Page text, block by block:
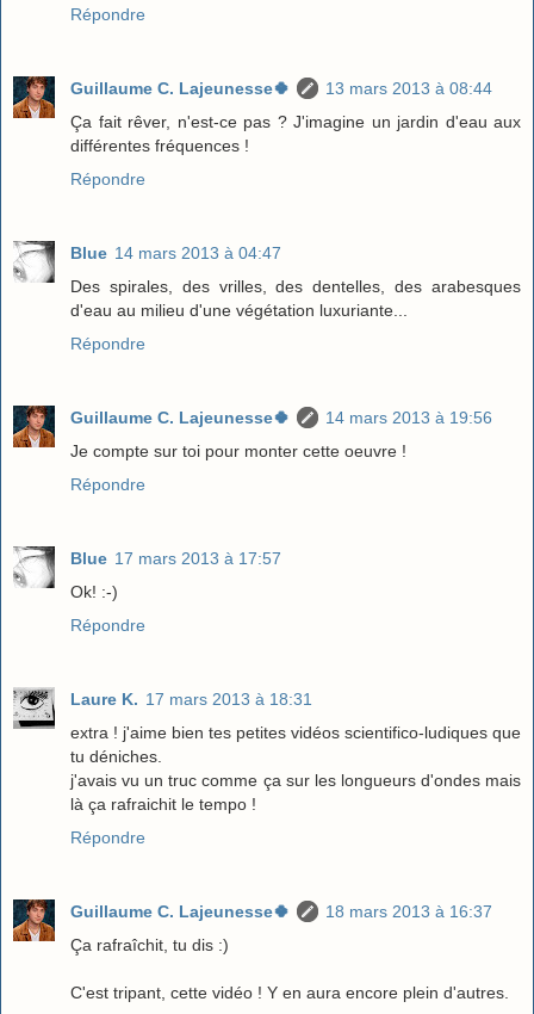
Répondre
Guillaume C. Lajeunesse🍀
13 mars 2013 à 08:44
Ça fait rêver, n'est-ce pas ? J'imagine un jardin d'eau aux
différentes fréquences !
Répondre
Blue 14 mars 2013 à 04:47
Des spirales, des vrilles, des dentelles, des arabesques
d'eau au milieu d'une végétation luxuriante...
Répondre
Guillaume C. Lajeunesse🍀
14 mars 2013 à 19:56
Je compte sur toi pour monter cette oeuvre !
Répondre
Blue 17 mars 2013 à 17:57
Ok! :-)
Répondre
Laure K. 17 mars 2013 à 18:31
extra ! j'aime bien tes petites vidéos scientifico-ludiques que
tu déniches.
j'avais vu un truc comme ça sur les longueurs d'ondes mais
là ça rafraichit le tempo !
Répondre
Guillaume C. Lajeunesse🍀
18 mars 2013 à 16:37
Ça rafraîchit, tu dis :)
C'est tripant, cette vidéo ! Y en aura encore plein d'autres.